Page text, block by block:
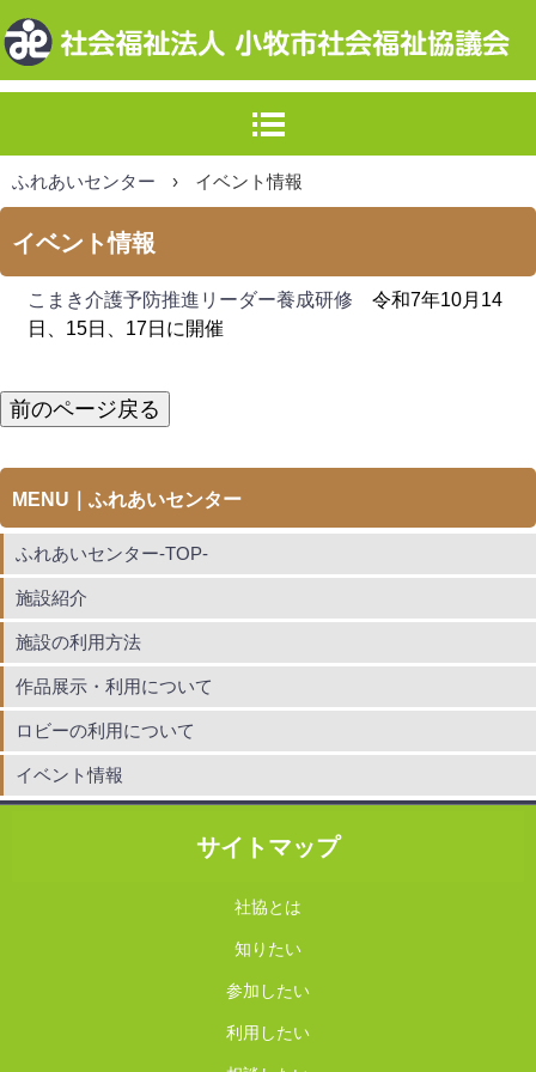
小牧市社会福
祉協議会
ふれあいセンター › イベント情報
イベント情報
こまき介護予防推進リーダー養成研修 令和7年10月14
日、15日、17日に開催
前のページ戻る
MENU｜ふれあいセンター
ふれあいセンター-TOP-
施設紹介
施設の利用方法
作品展示・利用について
ロビーの利用について
イベント情報
サイトマップ
社協とは
知りたい
参加したい
利用したい